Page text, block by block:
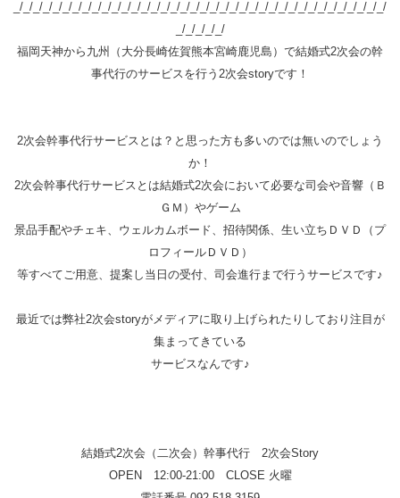
_/_/_/_/_/_/_/_/_/_/_/_/_/_/_/_/_/_/_/_/_/_/_/_/_/_/_/_/_/_/_/_/_/_/_/_/_/_/
_/_/_/_/_/
福岡天神から九州（大分長崎佐賀熊本宮崎鹿児島）で結婚式2次会の幹
事代行のサービスを行う2次会storyです！
2次会幹事代行サービスとは？と思った方も多いのでは無いのでしょう
か！
2次会幹事代行サービスとは結婚式2次会において必要な司会や音響（Ｂ
ＧＭ）やゲーム
景品手配やチェキ、ウェルカムボード、招待関係、生い立ちＤＶＤ（プ
ロフィールＤＶＤ）
等すべてご用意、提案し当日の受付、司会進行まで行うサービスです♪
最近では弊社2次会storyがメディアに取り上げられたりしており注目が
集まってきている
サービスなんです♪
結婚式2次会（二次会）幹事代行 2次会Story
OPEN 12:00-21:00 CLOSE 火曜